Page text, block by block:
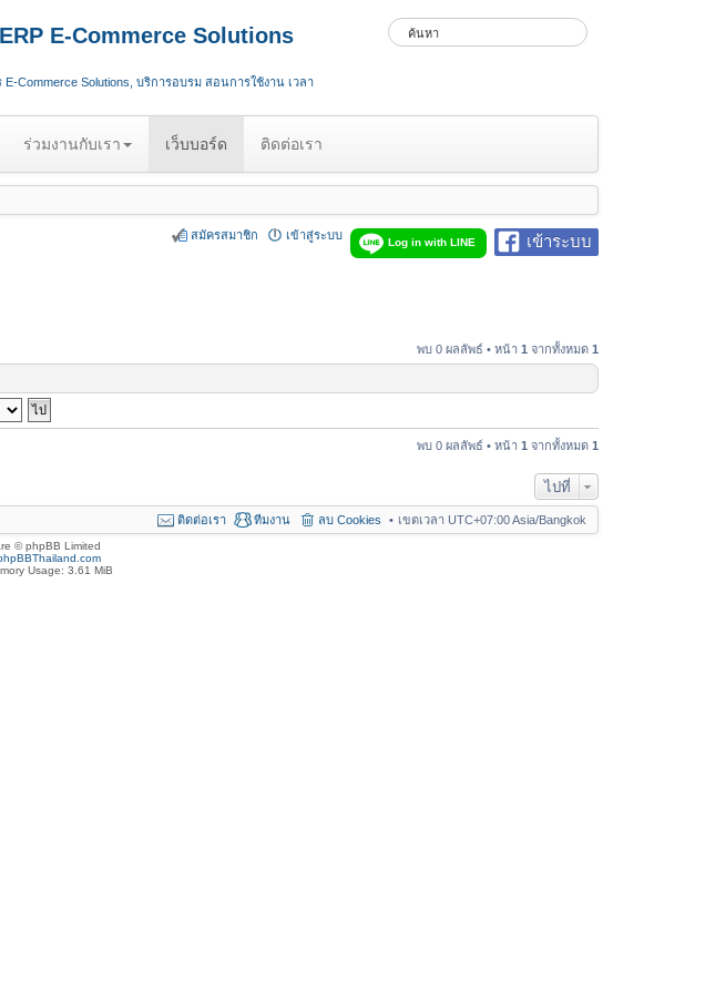
E-Commerce Solutions
Commerce Solutions, บริการอบรม สอนการใช้งาน เวลา
ร่วมงานกับเรา เว็บบอร์ด ติดต่อเรา
เข้าระบบ
Log in with LINE
เข้าสู่ระบบ
สมัครสมาชิก
พบ 0 ผลลัพธ์ • หน้า 1 จากทั้งหมด 1
พบ 0 ผลลัพธ์ • หน้า 1 จากทั้งหมด 1
ไปที่
เขตเวลา UTC+07:00 Asia/Bangkok
ลบ Cookies
ทีมงาน
ติดต่อเรา
© phpBB Limited
Usage: 3.61 MiB